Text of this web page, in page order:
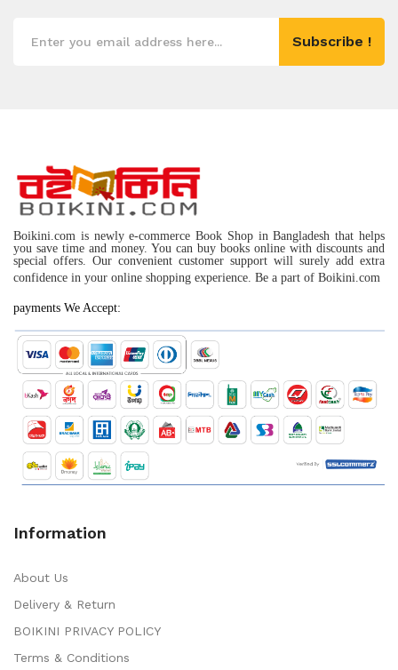
Subscribe !
Boikini.com is newly e-commerce Book Shop in Bangladesh that helps
you save time and money. You can buy books online with discounts and
special offers. Our convenient customer support will surely add extra
confidence in your online shopping experience. Be a part of Boikini.com
payments We Accept:
Information
About Us
Delivery & Return
BOIKINI PRIVACY POLICY
Terms & Conditions